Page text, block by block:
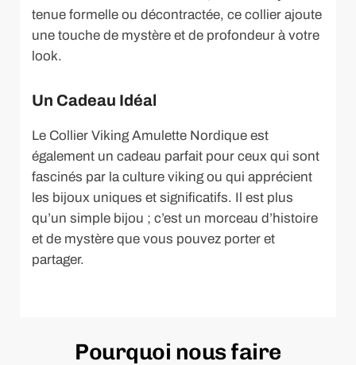
tenue formelle ou décontractée, ce collier ajoute
une touche de mystère et de profondeur à votre
look.
Un Cadeau Idéal
Le Collier Viking Amulette Nordique est
également un cadeau parfait pour ceux qui sont
fascinés par la culture viking ou qui apprécient
les bijoux uniques et significatifs. Il est plus
qu’un simple bijou ; c’est un morceau d’histoire
et de mystère que vous pouvez porter et
partager.
Pourquoi nous faire